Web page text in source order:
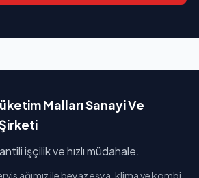
Malları Sanayi Ve
işçilik ve hızlı müdahale.